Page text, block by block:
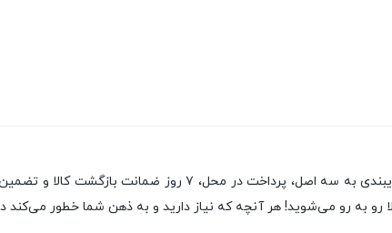
یکی از قدیمی‌ترین فروشگاه های اینترنتی با بیش از یک دهه
رو به رو می‌شوید! هر آنچه که نیاز دارید و به ذهن شما خطور می‌کند در